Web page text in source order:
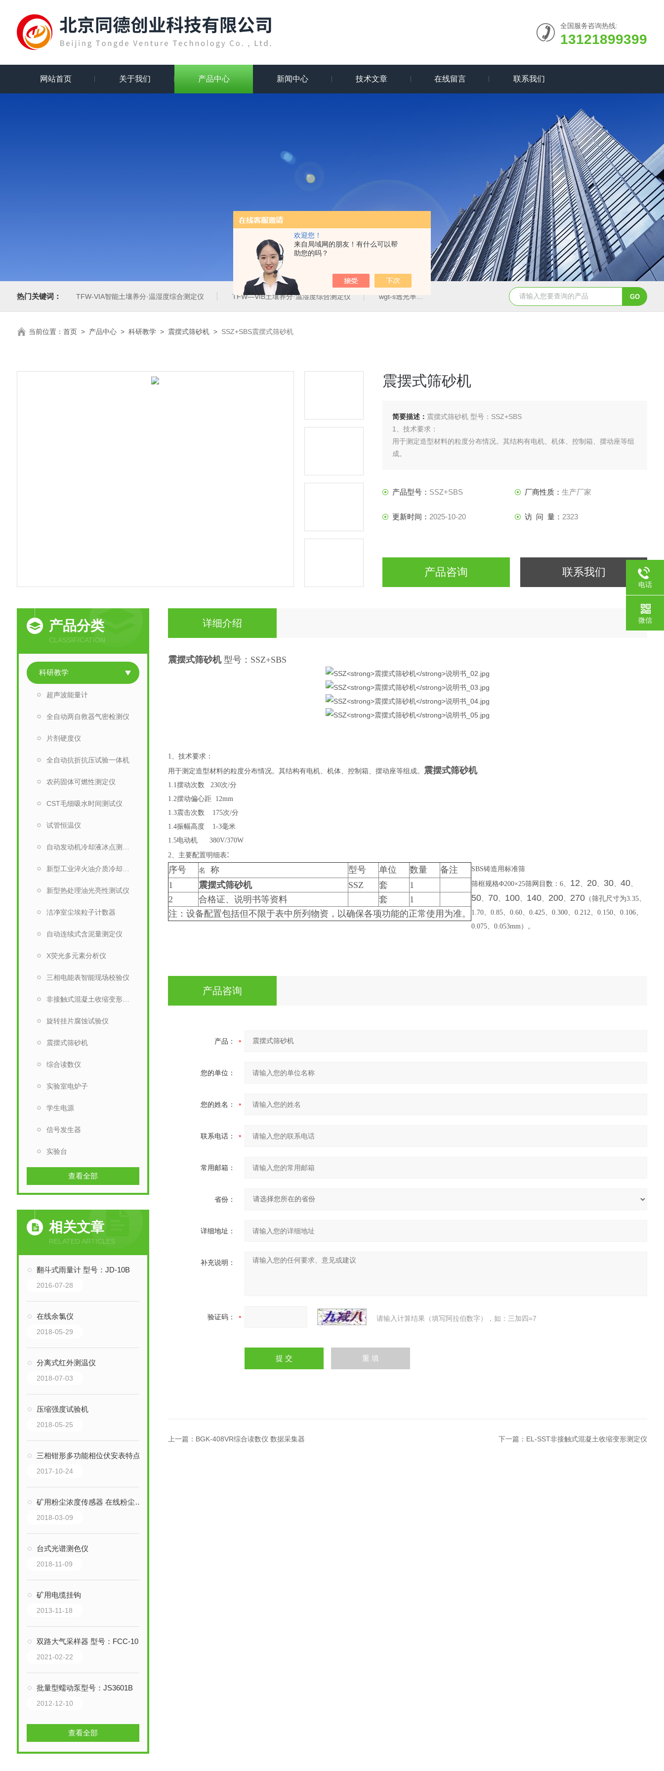
欢迎您！
来自局域网的朋友！有什么可以帮
助您的吗？
全国服务咨询热线:
13121899399
网站首页 关于我们 产品中心 新闻中心 技术文章 在线留言 联系我们
热门关键词： TFW-VIA智能土壤养分·温湿度综合测定仪 TFW—ⅥB土壤养分·温湿度综合测定仪 wgt-s透光率雾度测定仪 WGT-S透光率雾度仪 T32775农药分散性测定仪
当前位置： 首页> 产品中心> 科研教学> 震摆式筛砂机> SSZ+SBS震摆式筛砂机
震摆式筛砂机
简要描述： 震摆式筛砂机 型号：SSZ+SBS
1、技术要求：
用于测定造型材料的粒度分布情况。其结构有电机、机体、控制箱、摆动座等组
成。
产品型号： SSZ+SBS 厂商性质：生产厂家
更新时间： 2025-10-20 访 问 量： 2323
产品咨询 联系我们
产品分类
CLASSIFICATION
科研教学
超声波能量计
全自动两自救器气密检测仪
片剂硬度仪
全自动抗折抗压试验一体机
农药固体可燃性测定仪
CST毛细吸水时间测试仪
试管恒温仪
新型热处理油光亮性测试仪
洁净室尘埃粒子计数器
自动连续式含泥量测定仪
X荧光多元素分析仪
三相电能表智能现场校验仪
非接触式混凝土收缩变形测定仪
旋转挂片腐蚀试验仪
震摆式筛砂机
综合读数仪
实验室电炉子
学生电源
信号发生器
实验台
查看全部
相关文章
RELATED ARTICLES
翻斗式雨量计 型号：JD-10B
2016-07-28
在线余氯仪
2018-05-29
分离式红外测温仪
2018-07-03
压缩强度试验机
2018-05-25
三相钳形多功能相位伏安表特点
2017-10-24
矿用粉尘浓度传感器 在线粉尘浓度传感器
2018-03-09
台式光谱测色仪
2018-11-09
矿用电缆挂钩
2013-11-18
双路大气采样器 型号：FCC-1000H
2021-02-22
批量型蠕动泵型号：JS3601B
2012-12-10
查看全部
详细介绍
震摆式筛砂机型号：SSZ+SBS
1、技术要求：
用于测定造型材料的粒度分布情况。其结构有电机、机体、控制箱、摆动座等组成。 震摆式筛砂机
1.1摆动次数230次/分
1.2摆动偏心距 12mm
1.3震击次数 175次/分
1.4振幅高度 1-3毫米
1.5电动机380V/370W
2、主要配置明细表:
序号
名 称 型号 单位 数量
备注
1
震摆式筛砂机 SSZ 套
1
2
合格证、说明书等资料 套
1
注：设备配置包括但不限于表中所列物资，以确保各项功能的正常使用为准。
SBS铸造用标准筛
筛框规格Φ200×25筛网目数：6、 12、 20、 30、40、
50、 70、 100、 140、 200、 270 （筛孔尺寸为3.35、
1.70、0.85、0.60、0.425、0.300、0.212、0.150、0.106、
0.075、0.053mm） 。
产品咨询
产品：
您的单位：
您的姓名：
联系电话：
常用邮箱：
省份：
详细地址：
补充说明：
验证码： 请输入计算结果（填写阿拉伯数字），如：三加四=7
上一篇： BGK-408VR综合读数仪 数据采集器 下一篇： EL-SST非接触式混凝土收缩变形测定仪
电话
微信